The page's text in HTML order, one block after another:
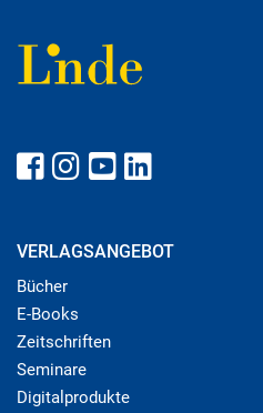
VERLAGSANGEBOT
Bücher
E-Books
Zeitschriften
Seminare
Digitalprodukte